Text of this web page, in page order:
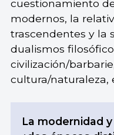
cuestionamiento
modernos, la
trascendentes y la
dualismos
civilización/
cultura/naturaleza,
La modernidad